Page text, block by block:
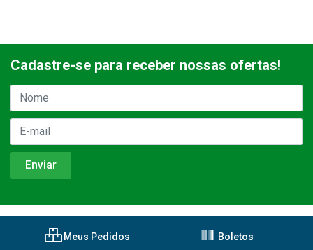
Cadastre-se para receber nossas ofertas!
Meus Pedidos Boletos